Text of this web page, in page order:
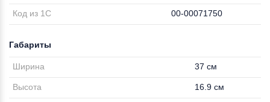
Код из 1С 00-00071750
Габариты
Ширина 37 см
Высота 16.9 см